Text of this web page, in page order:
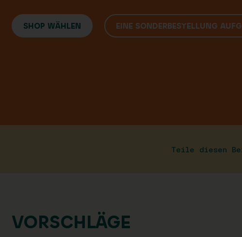
SHOP WÄHLEN EINE SONDERBESTELLUNG
Teile diesen
VORSCHLÄGE